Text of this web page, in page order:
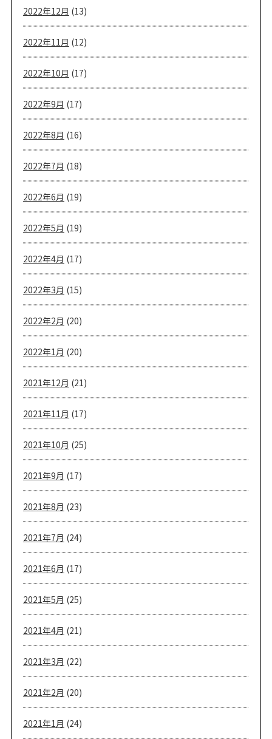
2022年12月 (13)
2022年11月 (12)
2022年10月 (17)
2022年9月 (17)
2022年8月 (16)
2022年7月 (18)
2022年6月 (19)
2022年5月 (19)
2022年4月 (17)
2022年3月 (15)
2022年2月 (20)
2022年1月 (20)
2021年12月 (21)
2021年11月 (17)
2021年10月 (25)
2021年9月 (17)
2021年8月 (23)
2021年7月 (24)
2021年6月 (17)
2021年5月 (25)
2021年4月 (21)
2021年3月 (22)
2021年2月 (20)
2021年1月 (24)